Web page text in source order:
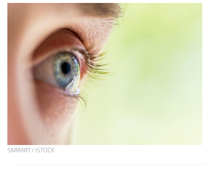
SMIRART / ISTOCK